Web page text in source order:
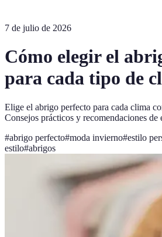
7 de julio de 2026
Cómo elegir el
para cada tipo de
Elige el abrigo perfecto para cada clima
Consejos prácticos y recomendaciones de
#abrigo perfecto#moda invierno#estilo
estilo#abrigos